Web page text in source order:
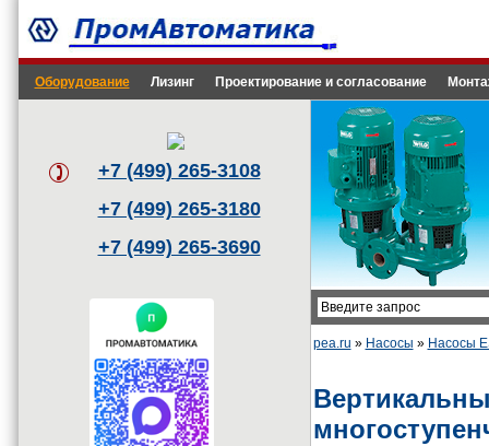
Оборудование Лизинг Проектирование и согласование
+7 (499) 265-3108
+7 (499) 265-3180
+7 (499) 265-3690
pea.ru » Насосы » Насосы